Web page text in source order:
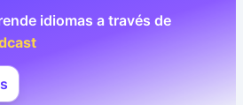
idiomas a través de